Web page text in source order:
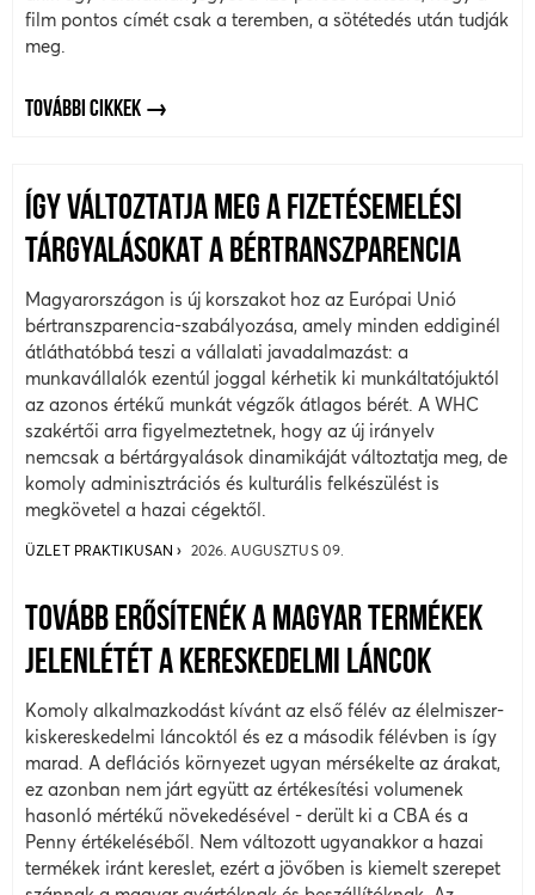
film pontos címét csak a teremben, a sötétedés után tudják
meg.
TOVÁBBI CIKKEK
ÍGY VÁLTOZTATJA MEG A FIZETÉSEMELÉSI
TÁRGYALÁSOKAT A BÉRTRANSZPARENCIA
Magyarországon is új korszakot hoz az Európai Unió
bértranszparencia-szabályozása, amely minden eddiginél
átláthatóbbá teszi a vállalati javadalmazást: a
munkavállalók ezentúl joggal kérhetik ki munkáltatójuktól
az azonos értékű munkát végzők átlagos bérét. A WHC
szakértői arra figyelmeztetnek, hogy az új irányelv
nemcsak a bértárgyalások dinamikáját változtatja meg, de
komoly adminisztrációs és kulturális felkészülést is
megkövetel a hazai cégektől.
ÜZLET PRAKTIKUSAN 2026. AUGUSZTUS 09.
TOVÁBB ERŐSÍTENÉK A MAGYAR TERMÉKEK
JELENLÉTÉT A KERESKEDELMI LÁNCOK
Komoly alkalmazkodást kívánt az első félév az élelmiszer-
kiskereskedelmi láncoktól és ez a második félévben is így
marad. A deflációs környezet ugyan mérsékelte az árakat,
ez azonban nem járt együtt az értékesítési volumenek
hasonló mértékű növekedésével - derült ki a CBA és a
Penny értékeléséből. Nem változott ugyanakkor a hazai
termékek iránt kereslet, ezért a jövőben is kiemelt szerepet